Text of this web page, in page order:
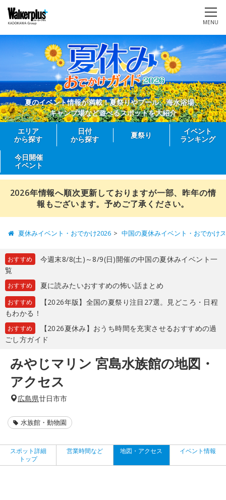
MENU
夏のイベント情報が満載！夏祭りやプール、海水浴場、
キャンプ場など遊べるスポットを大紹介
エリア
から探す
日付
から探す
夏祭り
イベント
ランキング
今日開催
イベント
2026年情報へ順次更新しておりますが一部、昨年の情
報もございます。予めご了承ください。
夏休みイベント・おでかけ2026 中国の夏休みイベント・おでかけ
おすすめ
今週末8/8(土)～8/9(日)開催の中国の夏休みイベント一
覧
おすすめ 夏に読みたいおすすめの怖い話まとめ
おすすめ
【2026年版】全国の夏祭り注目27選。見どころ・日程
もわかる！
おすすめ
【2026夏休み】おうち時間を充実させるおすすめの過
ごし方ガイド
みやじマリン 宮島水族館の地図・
アクセス
広島県廿日市市
水族館・動物園
スポット詳細
トップ
営業時間など 地図・アクセス イベント情報